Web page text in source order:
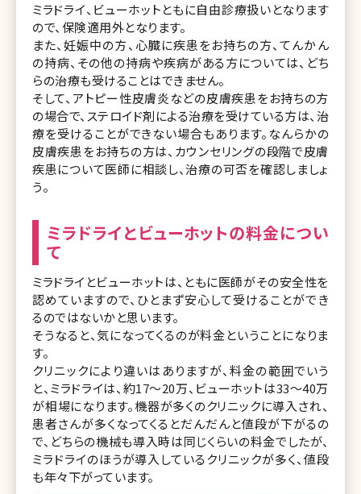
ミラドライ、ビューホットともに自由診療扱いとなります
ので、保険適用外となります。
また、妊娠中の方、心臓に疾患をお持ちの方、てんかん
の持病、その他の持病や疾病がある方については、どち
らの治療も受けることはできません。
そして、アトピー性皮膚炎などの皮膚疾患をお持ちの方
の場合で、ステロイド剤による治療を受けている方は、治
療を受けることができない場合もあります。なんらかの
皮膚疾患をお持ちの方は、カウンセリングの段階で皮膚
疾患について医師に相談し、治療の可否を確認しましょ
う。
ミラドライとビューホットの料金につい
て
ミラドライとビューホットは、ともに医師がその安全性を
認めていますので、ひとまず安心して受けることができ
るのではないかと思います。
そうなると、気になってくるのが料金ということになりま
す。
クリニックにより違いはありますが、料金の範囲でいう
と、ミラドライは、約17〜20万、ビューホットは33〜40万
が相場になります。機器が多くのクリニックに導入され、
患者さんが多くなってくるとだんだんと値段が下がるの
で、どちらの機械も導入時は同じくらいの料金でしたが、
ミラドライのほうが導入しているクリニックが多く、値段
も年々下がっています。